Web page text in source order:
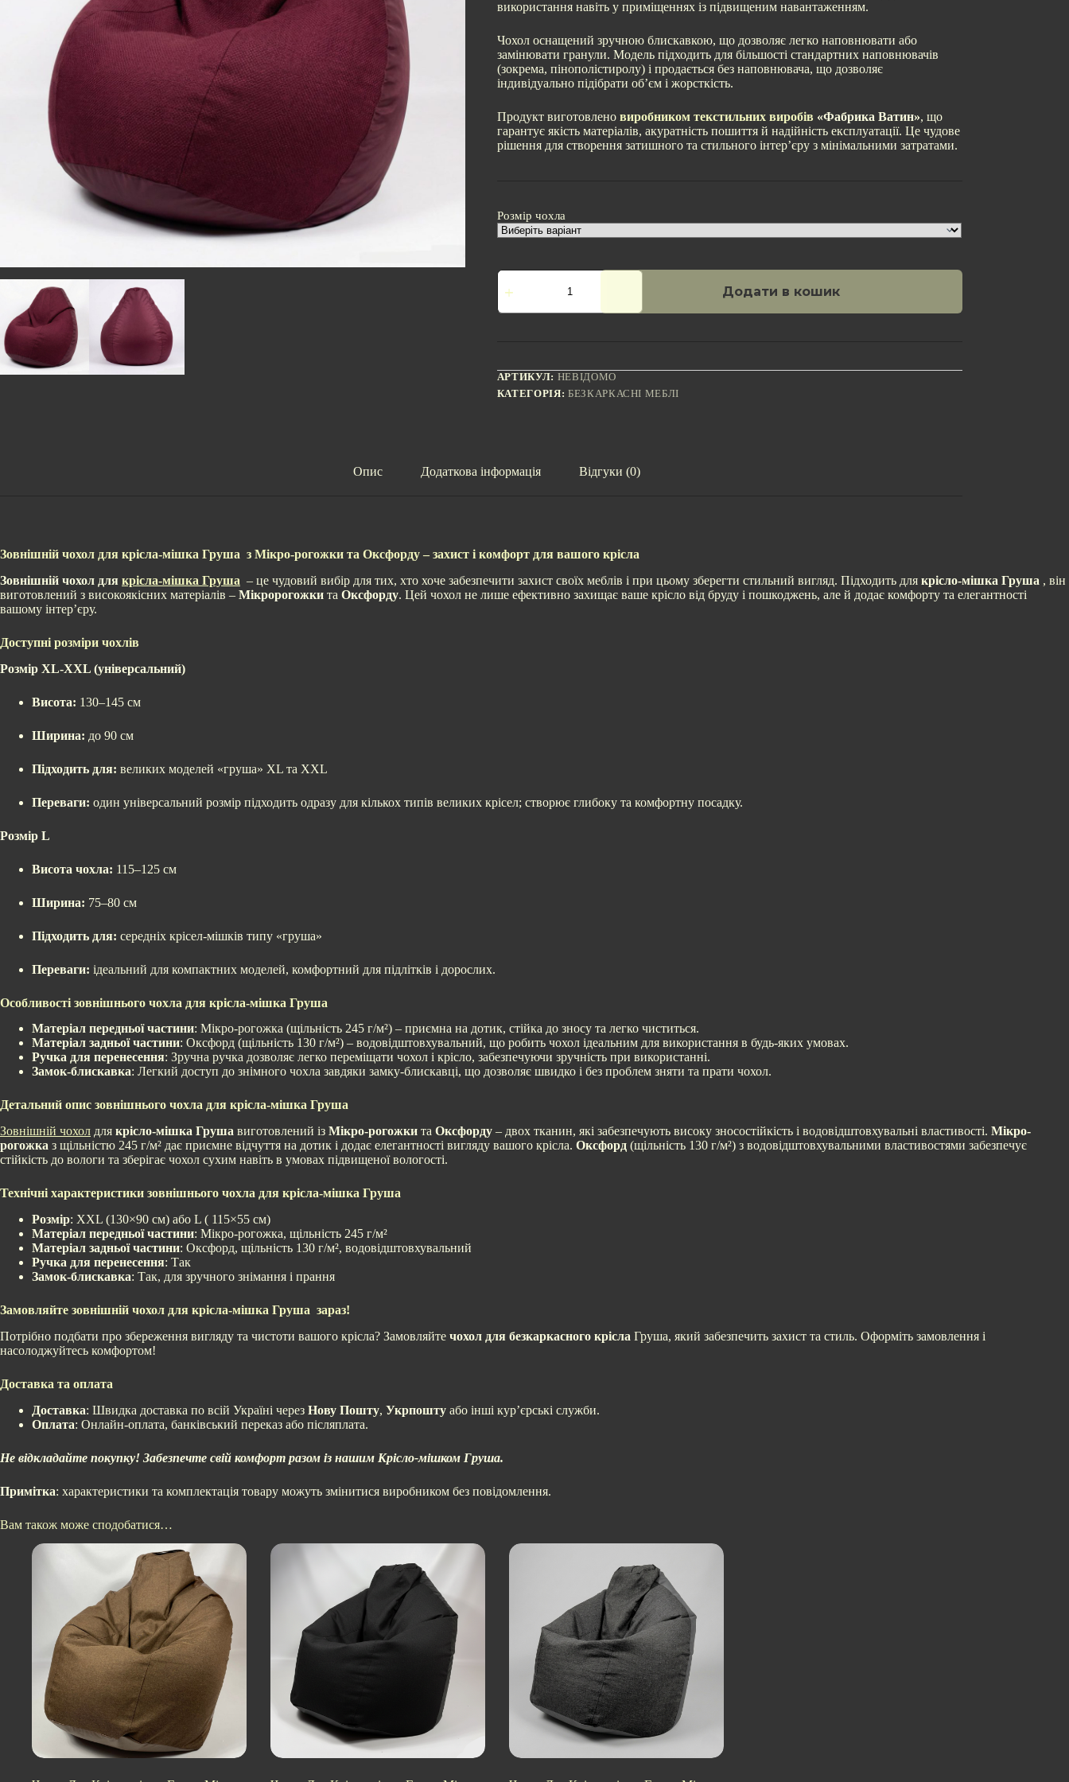
використання навіть у приміщеннях із підвищеним навантаженням.
Чохол оснащений зручною блискавкою, що дозволяє легко наповнювати або
замінювати гранули. Модель підходить для більшості стандартних наповнювачів
(зокрема, пінополістиролу) і продається без наповнювача, що дозволяє
індивідуально підібрати об’єм і жорсткість.
Продукт виготовлено виробником текстильних виробів «Фабрика Ватин», що
гарантує якість матеріалів, акуратність пошиття й надійність експлуатації. Це чудове
рішення для створення затишного та стильного інтер’єру з мінімальними затратами.
Розмір чохла
Чохол
Для
мішка
Оксфорд
Бордовий
кількість
Додати в кошик
АРТИКУЛ: НЕВІДОМО
КАТЕГОРІЯ: БЕЗКАРКАСНІ МЕБЛІ
Опис Додаткова інформація Відгуки (0)
Зовнішній чохол для крісла-мішка Груша з Мікро-рогожки та Оксфорду – захист і комфорт для вашого крісла
Зовнішній чохол для крісла-мішка Груша – це чудовий вибір для тих, хто хоче забезпечити захист своїх меблів і при цьому зберегти стильний вигляд. Підходить для крісло-мішка Груша , він
виготовлений з високоякісних матеріалів – Мікророгожки та Оксфорду. Цей чохол не лише ефективно захищає ваше крісло від бруду і пошкоджень, але й додає комфорту та елегантності
вашому інтер’єру.
Доступні розміри чохлів
Розмір XL-XXL (універсальний)
Висота: 130–145 см
Ширина: до 90 см
Підходить для: великих моделей «груша» XL та XXL
Переваги: один універсальний розмір підходить одразу для кількох типів великих крісел; створює глибоку та комфортну посадку.
Розмір L
Висота чохла: 115–125 см
Ширина: 75–80 см
Підходить для: середніх крісел-мішків типу «груша»
Переваги: ідеальний для компактних моделей, комфортний для підлітків і дорослих.
Особливості зовнішнього чохла для крісла-мішка Груша
Матеріал передньої частини: Мікро-рогожка (щільність 245 г/м²) – приємна на дотик, стійка до зносу та легко чиститься.
Матеріал задньої частини: Оксфорд (щільність 130 г/м²) – водовідштовхувальний, що робить чохол ідеальним для використання в будь-яких умовах.
Ручка для перенесення: Зручна ручка дозволяє легко переміщати чохол і крісло, забезпечуючи зручність при використанні.
Замок-блискавка: Легкий доступ до знімного чохла завдяки замку-блискавці, що дозволяє швидко і без проблем зняти та прати чохол.
Детальний опис зовнішнього чохла для крісла-мішка Груша
Зовнішній чохол для крісло-мішка Груша виготовлений із Мікро-рогожки та Оксфорду – двох тканин, які забезпечують високу зносостійкість і водовідштовхувальні властивості. Мікро-
рогожка з щільністю 245 г/м² дає приємне відчуття на дотик і додає елегантності вигляду вашого крісла. Оксфорд (щільність 130 г/м²) з водовідштовхувальними властивостями забезпечує
стійкість до вологи та зберігає чохол сухим навіть в умовах підвищеної вологості.
Технічні характеристики зовнішнього чохла для крісла-мішка Груша
Розмір: XXL (130×90 см) або L ( 115×55 см)
Матеріал передньої частини: Мікро-рогожка, щільність 245 г/м²
Матеріал задньої частини: Оксфорд, щільність 130 г/м², водовідштовхувальний
Ручка для перенесення: Так
Замок-блискавка: Так, для зручного знімання і прання
Замовляйте зовнішній чохол для крісла-мішка Груша зараз!
Потрібно подбати про збереження вигляду та чистоти вашого крісла? Замовляйте чохол для безкаркасного крісла Груша, який забезпечить захист та стиль. Оформіть замовлення і
насолоджуйтесь комфортом!
Доставка та оплата
Доставка: Швидка доставка по всій Україні через Нову Пошту, Укрпошту або інші кур’єрські служби.
Оплата: Онлайн-оплата, банківський переказ або післяплата.
Не відкладайте покупку! Забезпечте свій комфорт разом із нашим Крісло-мішком Груша.
Примітка: характеристики та комплектація товару можуть змінитися виробником без повідомлення.
Вам також може сподобатися…